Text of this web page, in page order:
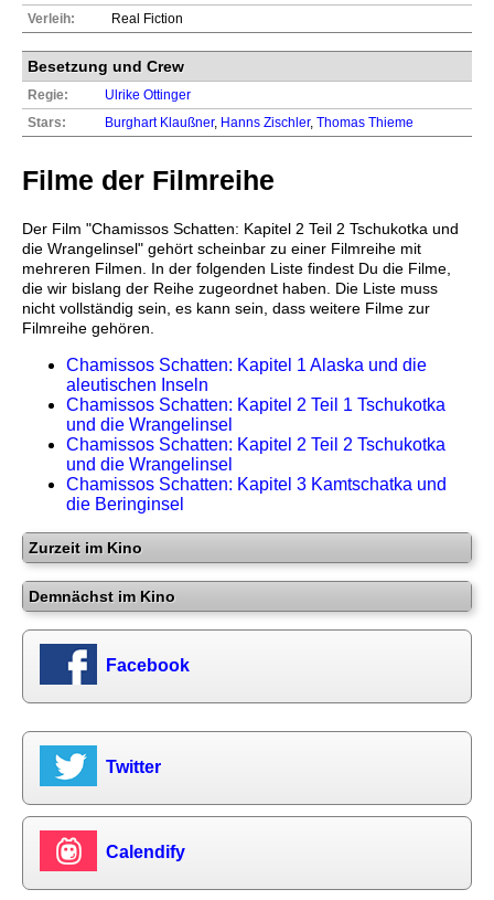
Verleih:
Real Fiction
Besetzung und Crew
Regie:
Ulrike Ottinger
Stars:
Burghart Klaußner, Hanns Zischler, Thomas Thieme
Filme der Filmreihe
Der Film "Chamissos Schatten: Kapitel 2 Teil 2 Tschukotka und
die Wrangelinsel" gehört scheinbar zu einer Filmreihe mit
mehreren Filmen. In der folgenden Liste findest Du die Filme,
die wir bislang der Reihe zugeordnet haben. Die Liste muss
nicht vollständig sein, es kann sein, dass weitere Filme zur
Filmreihe gehören.
Chamissos Schatten: Kapitel 1 Alaska und die
aleutischen Inseln
Chamissos Schatten: Kapitel 2 Teil 1 Tschukotka
und die Wrangelinsel
Chamissos Schatten: Kapitel 2 Teil 2 Tschukotka
und die Wrangelinsel
Chamissos Schatten: Kapitel 3 Kamtschatka und
die Beringinsel
Zurzeit im Kino
Demnächst im Kino
Facebook
Twitter
Calendify